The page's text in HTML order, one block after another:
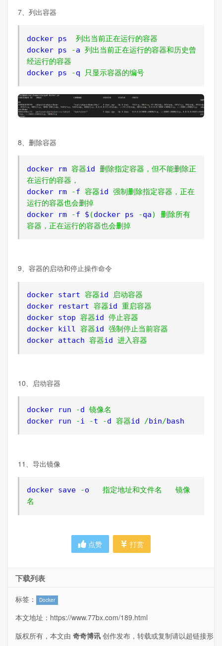
7、列出容器
docker ps 列出当前正在运行的容器
docker ps -a 列出当前正在运行的容器和历史曾
经运行的容器
docker ps -q 只显示容器的编号
8、删除容器
docker rm 容器id 删除指定容器，但不能删除正
在运行的容器，
docker rm -f 容器id 强制删除指定容器，正在
运行的容器也会删掉
docker rm -f $ (docker ps -qa)
删除所有
容器，正在运行的容器也会删掉
9、容器的启动和停止操作命令
docker start 容器id 启动容器
docker restart 容器id 重启容器
docker stop 容器id 停止容器
docker kill 容器id 强制停止当前容器
docker attach 容器id 进入容器
10、启动容器
docker run -d 镜像名
docker run -i -t -d 容器id /bin/bash
11、导出镜像
docker save -o 指定地址和文件名
镜像
名
点赞 打赏
下载列表
标签： Docker
本文地址： https://www.77bx.com/189.html
版权所有，本文由 奇奇博讯 创作发布，转载或复制请以超链接形